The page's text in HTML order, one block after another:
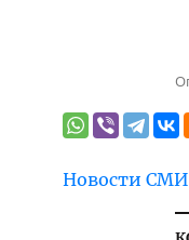
Новости